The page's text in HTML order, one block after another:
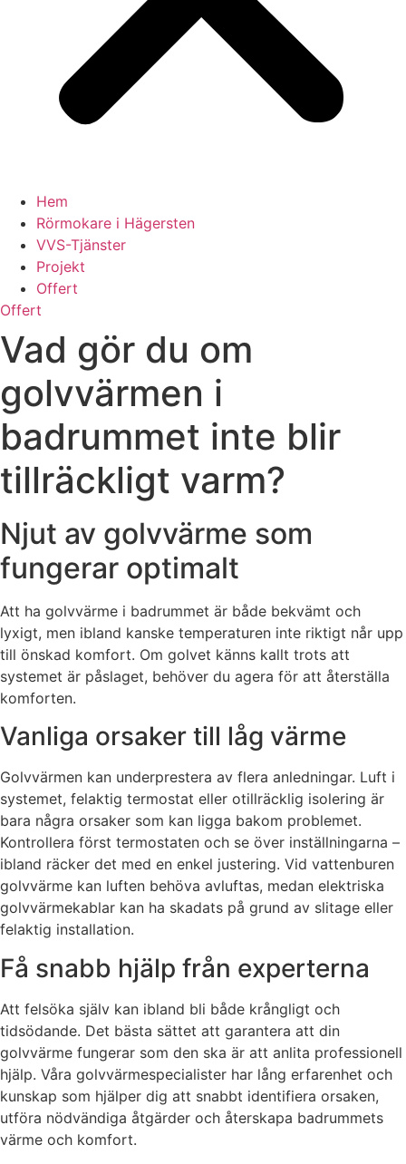
Hem
Rörmokare i Hägersten
VVS-Tjänster
Projekt
Offert
Offert
Vad gör du om
golvvärmen i
badrummet inte blir
tillräckligt varm?
Njut av golvvärme som
fungerar optimalt
Att ha golvvärme i badrummet är både bekvämt och
lyxigt, men ibland kanske temperaturen inte riktigt når upp
till önskad komfort. Om golvet känns kallt trots att
systemet är påslaget, behöver du agera för att återställa
komforten.
Vanliga orsaker till låg värme
Golvvärmen kan underprestera av flera anledningar. Luft i
systemet, felaktig termostat eller otillräcklig isolering är
bara några orsaker som kan ligga bakom problemet.
Kontrollera först termostaten och se över inställningarna –
ibland räcker det med en enkel justering. Vid vattenburen
golvvärme kan luften behöva avluftas, medan elektriska
golvvärmekablar kan ha skadats på grund av slitage eller
felaktig installation.
Få snabb hjälp från experterna
Att felsöka själv kan ibland bli både krångligt och
tidsödande. Det bästa sättet att garantera att din
golvvärme fungerar som den ska är att anlita professionell
hjälp. Våra golvvärmespecialister har lång erfarenhet och
kunskap som hjälper dig att snabbt identifiera orsaken,
utföra nödvändiga åtgärder och återskapa badrummets
värme och komfort.